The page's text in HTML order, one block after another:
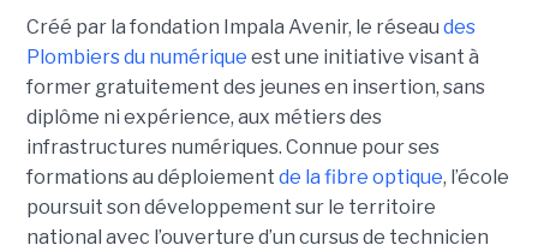
Créé par la fondation Impala Avenir, le réseau des
Plombiers du numérique est une initiative visant à
former gratuitement des jeunes en insertion, sans
diplôme ni expérience, aux métiers des
infrastructures numériques. Connue pour ses
formations au déploiement de la fibre optique, l’école
poursuit son développement sur le territoire
national avec l’ouverture d’un cursus de technicien